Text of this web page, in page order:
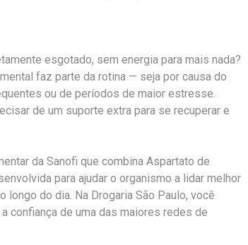
esgotado, sem energia para mais nada?
faz parte da rotina — seja por causa do
ou de períodos de maior estresse.
de um suporte extra para se recuperar e
da Sanofi que combina Aspartato de
para ajudar o organismo a lidar melhor
do dia. Na Drogaria São Paulo, você
confiança de uma das maiores redes de